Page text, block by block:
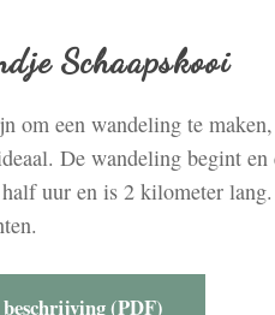
Schaapskooi
om een wandeling te
De wandeling begint
half uur en is 2 kilometer
(PDF)